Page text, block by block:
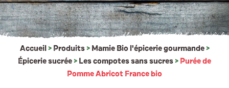
recettes et astuces
Accueil > Produits> Mamie Bio l'épicerie gourmande>
Épicerie sucrée > Les compotes sans sucres > Purée de
Pomme Abricot France bio